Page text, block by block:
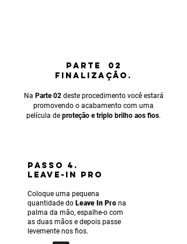
PARTE 02
FINALIZAÇÃO.
Na Parte 02deste procedimento você estará
promovendo o acabamento com uma
película de proteção e triplo brilho aos fios.
PASSO 4.
LEAVE-IN PRO
Coloque uma pequena
quantidade do Leave In Pro na
palma da mão, espalhe-o com
as duas mãos e depois passe
levemente nos fios.